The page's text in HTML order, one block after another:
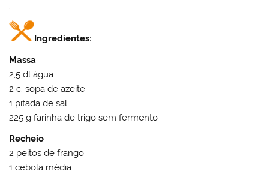
.
Ingredientes:
Massa
2,5 dl água
2 c. sopa de azeite
1 pitada de sal
225 g farinha de trigo sem fermento
Recheio
2 peitos de frango
1 cebola média